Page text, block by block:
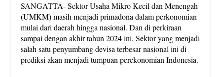
SANGATTA- Sektor Usaha Mikro Kecil dan Menengah
(UMKM) masih menjadi primadona dalam perkonomian
mulai dari daerah hingga nasional. Dan di perkiraan
sampai dengan akhir tahun 2024 ini. Sektor yang menjadi
salah satu penyumbang devisa terbesar nasional ini di
prediksi akan menjadi tumpuan perekonomian Indonesia.